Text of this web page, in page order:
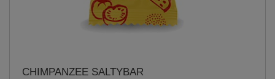
CHIMPANZEE SALTYBAR